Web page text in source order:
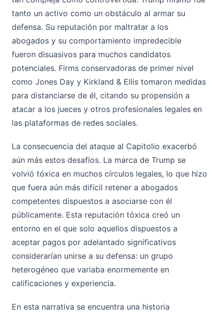
tanto un activo como un obstáculo al armar su
defensa. Su reputación por maltratar a los
abogados y su comportamiento impredecible
fueron disuasivos para muchos candidatos
potenciales. Firms conservadoras de primer nivel
como Jones Day y Kirkland & Ellis tomaron medidas
para distanciarse de él, citando su propensión a
atacar a los jueces y otros profesionales legales en
las plataformas de redes sociales.
La consecuencia del ataque al Capitolio exacerbó
aún más estos desafíos. La marca de Trump se
volvió tóxica en muchos círculos legales, lo que hizo
que fuera aún más difícil retener a abogados
competentes dispuestos a asociarse con él
públicamente. Esta reputación tóxica creó un
entorno en el que solo aquellos dispuestos a
aceptar pagos por adelantado significativos
considerarían unirse a su defensa: un grupo
heterogéneo que variaba enormemente en
calificaciones y experiencia.
En esta narrativa se encuentra una historia